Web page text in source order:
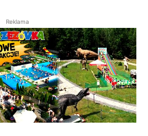
Reklama